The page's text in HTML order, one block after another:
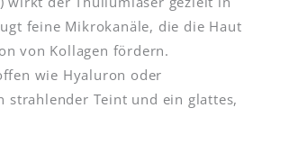
feine Mikrokanäle, die die Haut
von Kollagen fördern.
wie Hyaluron oder
strahlender Teint und ein glattes,